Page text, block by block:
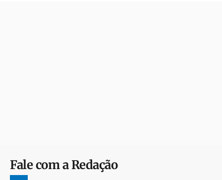
Fale com a Redação